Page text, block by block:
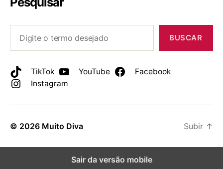
BUSCAR
TikTok YouTube
Facebook
Instagram
© 2026 Muito Diva Subir ↑
Sair da versão mobile